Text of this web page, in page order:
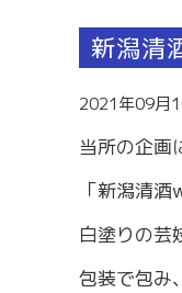
中小企業支援
新潟県建設サ
税務相談（無
労務・雇用関
労務・雇用・
賃金関係諸統
新潟清
2021年09月
当所の企画
「新潟清
白塗りの芸
包装で包み